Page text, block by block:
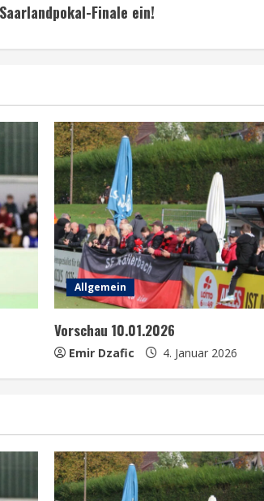
Finale ein!
Allgemein
Vorschau 10.01.2026
Emir Dzafic 4. Januar 2026